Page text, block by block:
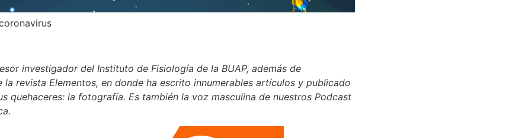
investigador del Instituto de Fisiología de la BUAP, además de
revista Elementos, en donde ha escrito innumerables artículos y publicado
quehaceres: la fotografía. Es también la voz masculina de nuestros Podcast